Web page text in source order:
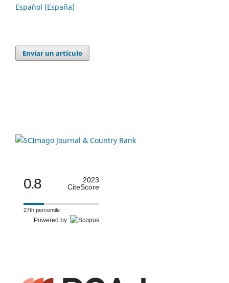
Español (España)
Enviar un artículo
0.8
2023
CiteScore
27th percentile
Powered by